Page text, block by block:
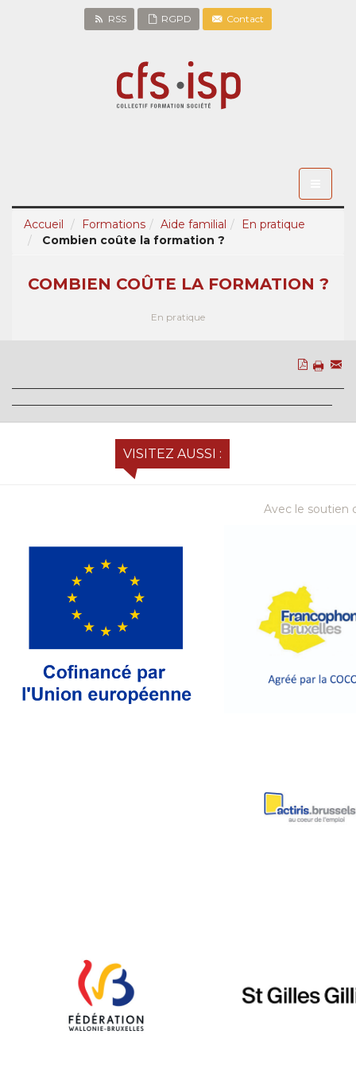
RSS RGPD Contact
Accueil
Formations Aide familial
En pratique
Combien coûte la formation ?
COMBIEN COÛTE LA FORMATION ?
En pratique
VISITEZ AUSSI :
Avec le soutien